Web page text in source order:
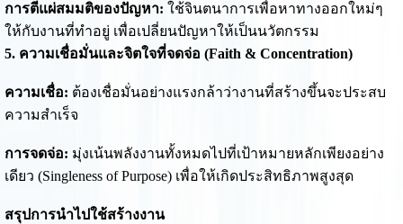
การตีแผ่สมมติของปัญหา: ใช้จินตนาการเพื่อหาทางออกใหม่ๆ
ให้กับงานที่ทำอยู่ เพื่อเปลี่ยนปัญหาให้เป็นนวัตกรรม
5. ความเชื่อมั่นและจิตใจที่จดจ่อ (Faith & Concentration)
ความเชื่อ: ต้องเชื่อมั่นอย่างแรงกล้าว่างานที่สร้างขึ้นจะประสบ
ความสำเร็จ
การจดจ่อ: มุ่งเน้นพลังงานทั้งหมดไปที่เป้าหมายหลักเพียงอย่าง
เดียว (Singleness of Purpose) เพื่อให้เกิดประสิทธิภาพสูงสุด
สรุปการนำไปใช้สร้างงาน